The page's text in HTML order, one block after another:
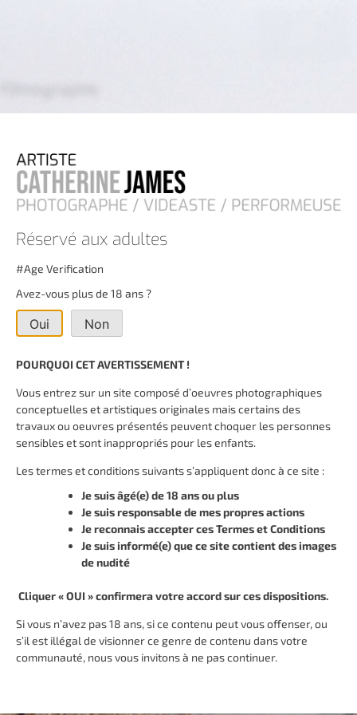
Réservé aux adultes
#Age Verification
Avez-vous plus de 18 ans ?
Oui Non
POURQUOI CET AVERTISSEMENT !
Vous entrez sur un site composé d’oeuvres photographiques
conceptuelles et artistiques originales mais certains des
travaux ou oeuvres présentés peuvent choquer les personnes
sensibles et sont inappropriés pour les enfants.
Les termes et conditions suivants s’appliquent donc à ce site :
Je suis âgé(e) de 18 ans ou plus
Je suis responsable de mes propres actions
Je reconnais accepter ces Termes et Conditions
Je suis informé(e) que ce site contient des images
de nudité
Cliquer « OUI » confirmera votre accord sur ces dispositions.
Si vous n’avez pas 18 ans, si ce contenu peut vous offenser, ou
s’il est illégal de visionner ce genre de contenu dans votre
communauté, nous vous invitons à ne pas continuer.
Posted inUncategorized
Previous: Publications Next:
Photographe, vidéaste et performeuse,Catherine JAMES est
Née à Nice en 1977. Elle a étudié aux Beaux-Art de Paris
(ENSBA) et à Cooper Union School of Art à New-York.
Diplômée depuis 2001 elle vit actuellement à Saint-Prix, Val
d’Oise, après avoir vécu 6 ans à Zurich.
Biographie
Vidéos
Expositions et Filmographies
Contact